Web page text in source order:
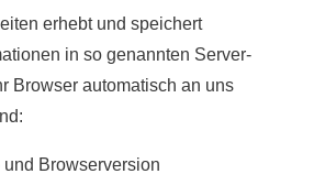
erhebt und speichert
in so genannten Server-
Browser automatisch an uns
und Browserversion